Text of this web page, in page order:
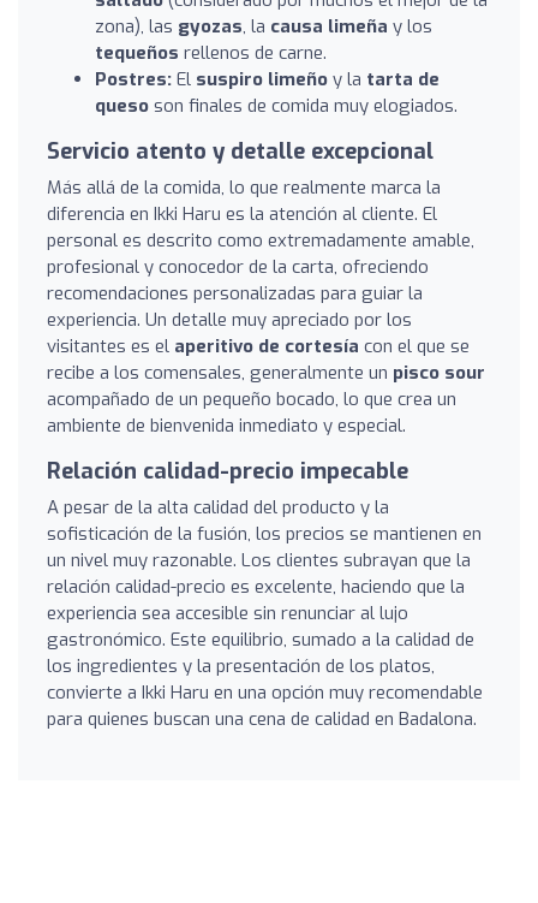
zona), las gyozas, la causa limeña y los
tequeños rellenos de carne.
Postres: El suspiro limeño y la tarta de
queso son finales de comida muy elogiados.
Servicio atento y detalle excepcional
Más allá de la comida, lo que realmente marca la
diferencia en Ikki Haru es la atención al cliente. El
personal es descrito como extremadamente amable,
profesional y conocedor de la carta, ofreciendo
recomendaciones personalizadas para guiar la
experiencia. Un detalle muy apreciado por los
visitantes es el aperitivo de cortesía con el que se
recibe a los comensales, generalmente un pisco sour
acompañado de un pequeño bocado, lo que crea un
ambiente de bienvenida inmediato y especial.
Relación calidad-precio impecable
A pesar de la alta calidad del producto y la
sofisticación de la fusión, los precios se mantienen en
un nivel muy razonable. Los clientes subrayan que la
relación calidad-precio es excelente, haciendo que la
experiencia sea accesible sin renunciar al lujo
gastronómico. Este equilibrio, sumado a la calidad de
los ingredientes y la presentación de los platos,
convierte a Ikki Haru en una opción muy recomendable
para quienes buscan una cena de calidad en Badalona.